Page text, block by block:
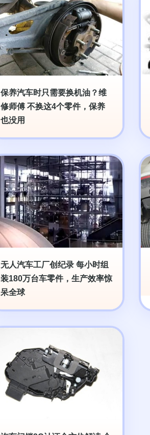
保养汽车时只需要换机油？维
修师傅 不换这4个零件，保养
也没用
无人汽车工厂创纪录 每小时组
装180万台车零件，生产效率惊
呆全球